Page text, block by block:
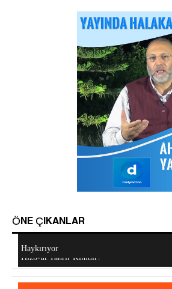
ÖNE ÇIKANLAR
Sorular ve Cevaplar
Mescidi Aksa İslam Ümmetine ve Ordulara
Haykırıyor
Arakan Müslümanları İslam Ümmetinden ve
Hizb-ut Tahrir Emirine Sorulanlar